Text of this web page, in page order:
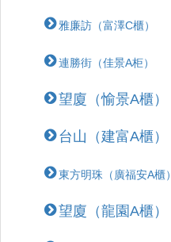
雅廉訪（富澤C櫃）
連勝街（佳景A柜）
望廈（愉景A櫃）
台山（建富A櫃）
東方明珠（廣福安A櫃）
望廈（龍園A櫃）